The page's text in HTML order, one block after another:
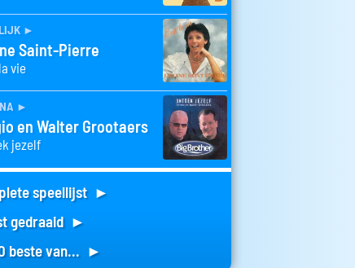
►
Saint-Pierre
vie
►
en Walter Grootaers
jezelf
speellijst ►
gedraaid ►
beste van... ►